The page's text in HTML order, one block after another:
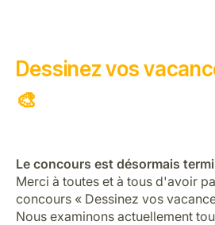
Dessinez vos
🎨
Le concours est désormais
Merci à toutes et à tous d'avoir
concours « Dessinez vos
Nous examinons actuellement